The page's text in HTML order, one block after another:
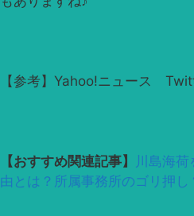
【参考】Yahoo!ニュース
【おすすめ関連記事】
川島海
由とは？所属事務所のゴリ押し